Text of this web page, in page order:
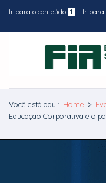
Ir para o conteúdo 1 Ir para
Você está aqui: Home >
Educação Corporativa e o